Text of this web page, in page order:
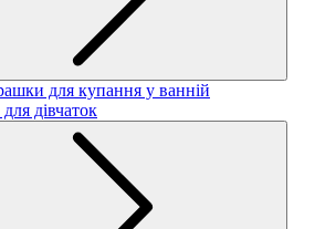
для купання у ванній
дівчаток